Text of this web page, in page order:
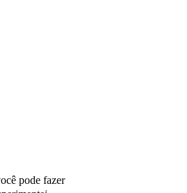
pode fazer